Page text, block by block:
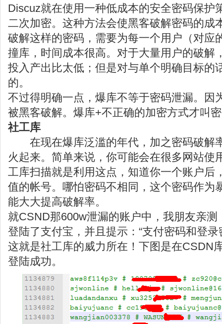
Discuz就在使用一种低成本的安全密码保护
二次加密。这种方法会使黑客破解密码的成
破解这样的密码，需要为每一个用户（对应
撞库，时间成本很高。对于大量用户的破解
投入产出比太低；但是对与单个明确目标的
的。
不过得明确一点，爆库不等于密码泄漏。因
被黑客破解。爆库+不正确的加密方式才叫
社工库
在现在爆库泛滥的年代，加之密码破解
火起来。简单来说，你可能会在很多网站使
工库扫描就是利用这点，知道你一个账户后
值的帐号。哪怕密码不相同，这个密码作为
能大大提高破解率。
就CSND那600w泄漏的账户中，我朋友亲
登陆了支付宝，并且提示：“支付密码和登
这就是社工库的威力所在！下图是在CSDN
登陆成功。